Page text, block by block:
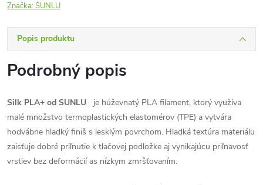
Značka:SUNLU
Popis produktu
Podrobný popis
Silk PLA+ od SUNLU
je húževnatý PLA filament, ktorý využíva
malé množstvo termoplastických elastomérov (TPE) a vytvára
hodvábne hladký finiš s lesklým povrchom. Hladká textúra materiálu
zaisťuje dobré priľnutie k tlačovej podložke aj vynikajúcu priľnavosť
vrstiev bez deformácií as nízkym zmršťovaním.